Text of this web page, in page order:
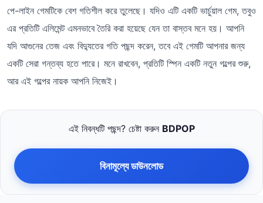
পে-লাইন গেমটিকে বেশ গতিশীল করে তুলেছে। যদিও এটি একটি ভার্চুয়াল গেম, তবুও
এর প্রতিটি এলিমেন্ট এমনভাবে তৈরি করা হয়েছে যেন তা বাস্তব মনে হয়। আপনি
যদি আগুনের তেজ এবং বিদ্যুতের গতি পছন্দ করেন, তবে এই গেমটি আপনার জন্য
একটি সেরা গন্তব্য হতে পারে। মনে রাখবেন, প্রতিটি স্পিন একটি নতুন গল্পের শুরু,
আর এই গল্পের নায়ক আপনি নিজেই।
এই নিবন্ধটি পছন্দ? চেষ্টা করুন BDPOP
বিনামূল্যে ডাউনলোড